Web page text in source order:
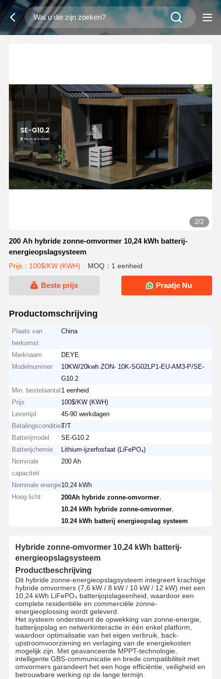
2/2
200 Ah hybride zonne-omvormer 10,24 kWh batterij-
energieopslagsysteem
Prijs：100$/KW (KWH) MOQ：1 eenheid
Beste prijs Praatje Nu
Productomschrijving
Plaats van
herkomst
China
Merknaam
DEYE
Modelnummer
10KW/20kwh ZON- 10K-SG02LP1-EU-AM3-P/SE-
G10.2
Min. bestelaantal 1 eenheid
Prijs
100$/KW (KWH)
Levertijd
45-90 werkdagen
BetalingsconditiesT/T
Batterijmodel
SE-G10.2
Batterijchemie
Lithium-ijzerfosfaat (LiFePO₄)
Nominale
capaciteit
200 Ah
Nominale energie10,24 kWh
Hoog licht:
200Ah hybride zonne-omvormer
10.24 kWh hybride zonne-omvormer
10.24 kWh batterij energieopslag systeem
Hybride zonne-omvormer 10,24 kWh batterij-
energieopslagsysteem
Productbeschrijving
Dit hybride zonne-energieopslagsysteem integreert krachtige
hybride omvormers (7,6 kW / 8 kW / 10 kW / 12 kW) met een
10,24 kWh LiFePO₄ batterijopslageenheid, waardoor een
complete residentiële en commerciële zonne-
energieoplossing wordt geleverd.
Het systeem ondersteunt de opwekking van zonne-energie,
batterijopslag en netwerkinteractie in één enkel platform,
waardoor optimalisatie van het eigen verbruik, back-
upstroomvoorziening en verlaging van de energiekosten
mogelijk zijn. Met geavanceerde MPPT-technologie,
intelligente GBS-communicatie en brede compatibiliteit met
omvormers garandeert het een hoge efficiëntie, veiligheid en
betrouwbare werking op de lange termijn.